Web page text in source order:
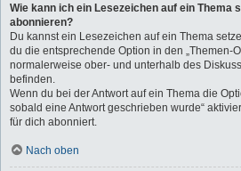
Wie kann ich ein Lesezeichen auf ein Thema
abonnieren?
Du kannst ein Lesezeichen auf ein Thema
du die entsprechende Option in den „Themen-
normalerweise ober- und unterhalb des
befinden.
Wenn du bei der Antwort auf ein Thema die
sobald eine Antwort geschrieben wurde“
für dich abonniert.
Nach oben